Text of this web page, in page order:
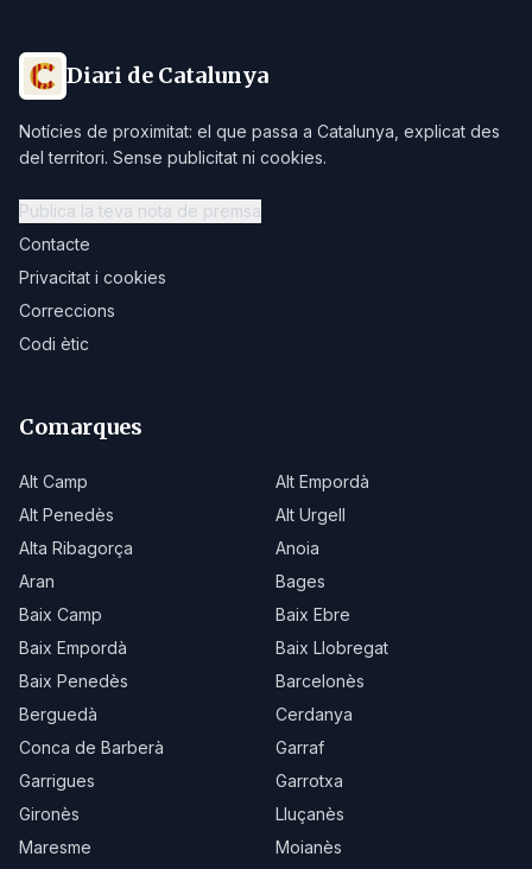
Diari de Catalunya
Notícies de proximitat: el que passa a Catalunya, explicat des
del territori. Sense publicitat ni cookies.
Publica la teva nota de premsa
Contacte
Privacitat i cookies
Correccions
Codi ètic
Comarques
Alt Camp
Alt Empordà
Alt Penedès
Alt Urgell
Alta Ribagorça
Anoia
Aran
Bages
Baix Camp
Baix Ebre
Baix Empordà
Baix Llobregat
Baix Penedès
Barcelonès
Berguedà
Cerdanya
Conca de Barberà
Garraf
Garrigues
Garrotxa
Gironès
Lluçanès
Maresme
Moianès